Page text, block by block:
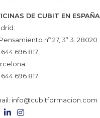
DE CUBIT EN ESPAÑA
nº 27, 3ª 3. 28020
644 696 817
644 696 817
info@cubitformacion.com
LinkedIn
Instagram